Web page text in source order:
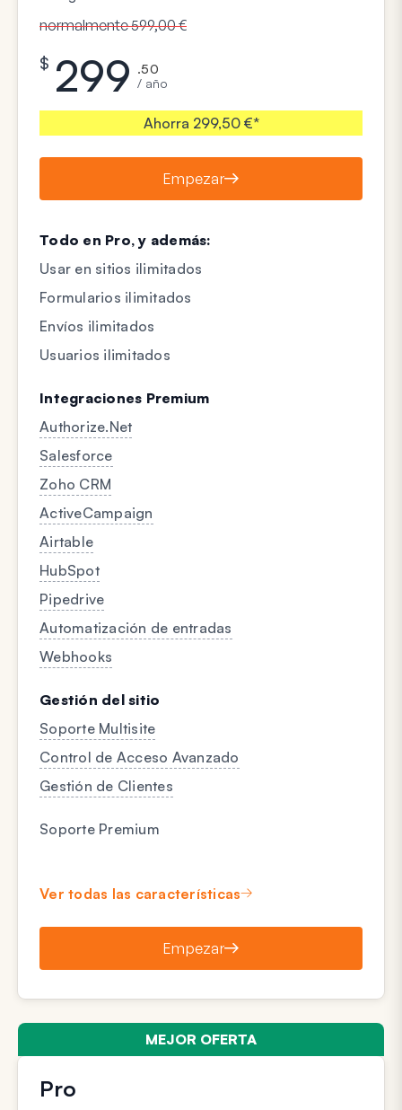
normalmente 599,00 €
$ 299 .50
/ año
Ahorra 299,50 €*
Empezar
Todo en Pro, y además:
Usar en sitios ilimitados
Formularios ilimitados
Envíos ilimitados
Usuarios ilimitados
Integraciones Premium
Authorize.Net
Salesforce
Zoho CRM
ActiveCampaign
Airtable
HubSpot
Pipedrive
Automatización de entradas
Webhooks
Gestión del sitio
Soporte Multisite
Control de Acceso Avanzado
Gestión de Clientes
Soporte Premium
Ver todas las características
Empezar
MEJOR OFERTA
Pro